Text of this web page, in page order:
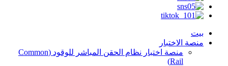
بيت
منصة الاختبار
منصة اختبار نظام الحقن المباشر للوقود (Common
Rail)